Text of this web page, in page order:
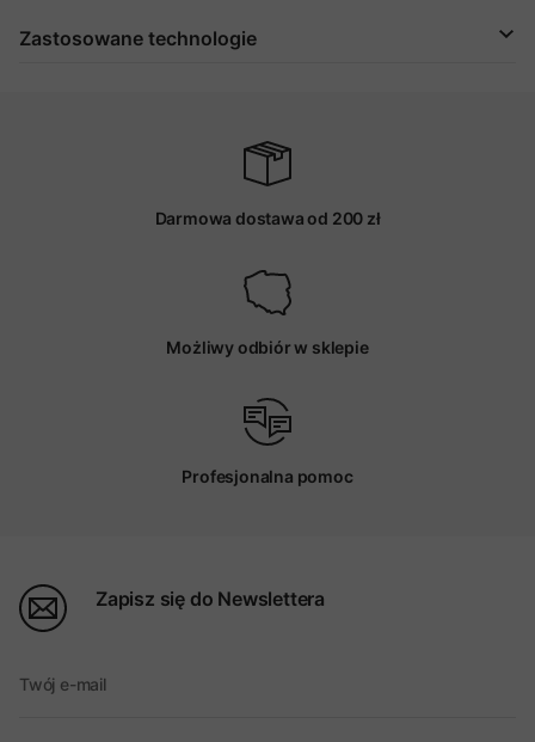
Zastosowane technologie
Darmowa dostawa od 200 zł
Możliwy odbiór w sklepie
Profesjonalna pomoc
Zapisz się do Newslettera
Twój e-mail